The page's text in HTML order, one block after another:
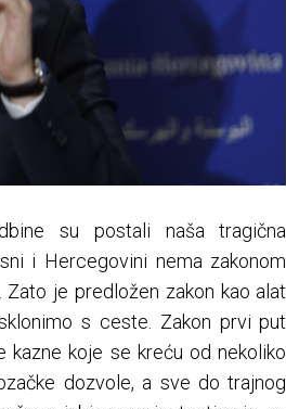
su postali naša tragična
i Hercegovini nema zakonom
je predložen zakon kao alat
s ceste. Zakon prvi put
kazne koje se kreću od nekoliko
dozvole, a sve do trajnog